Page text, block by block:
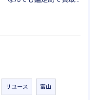
リユース 富山